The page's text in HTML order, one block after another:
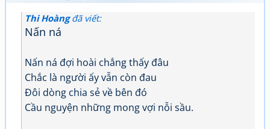
Thi Hoàngđã viết:
Nấn ná
Nấn ná đợi hoài chẳng thấy đâu
Chắc là người ấy vẫn còn đau
Đôi dòng chia sẻ về bên đó
Cầu nguyện những mong vợi nỗi sầu.